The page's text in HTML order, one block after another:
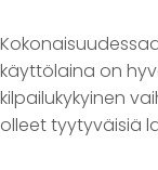
käyttölaina on
kilpailukykyinen
olleet tyytyväisiä